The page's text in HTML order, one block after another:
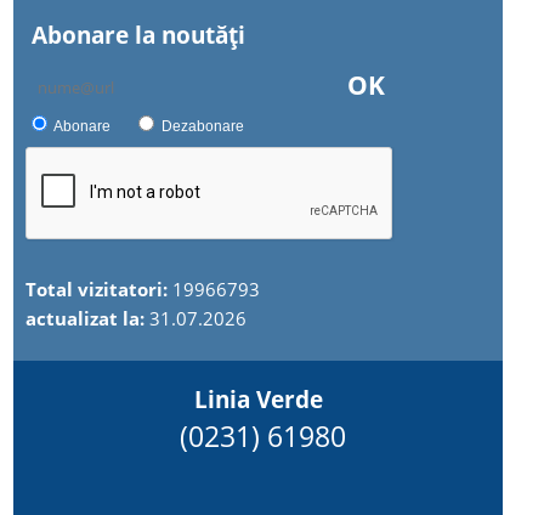
Abonare la noutăţi
OK
Abonare Dezabonare
Total vizitatori: 19966793
actualizat la:31.07.2026
Linia Verde
(0231) 61980